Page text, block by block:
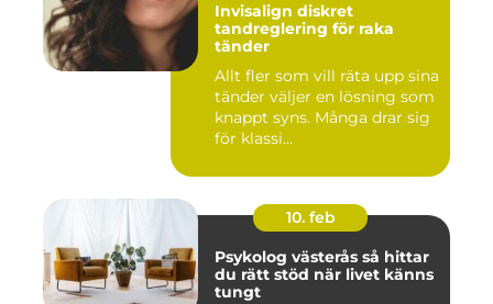
Invisalign diskret
tandreglering för raka
tänder
Allt fler som vill räta upp sina
tänder väljer en lösning som
knappt syns. Många drar sig
för klassi...
10. feb
Psykolog västerås så hittar
du rätt stöd när livet känns
tungt